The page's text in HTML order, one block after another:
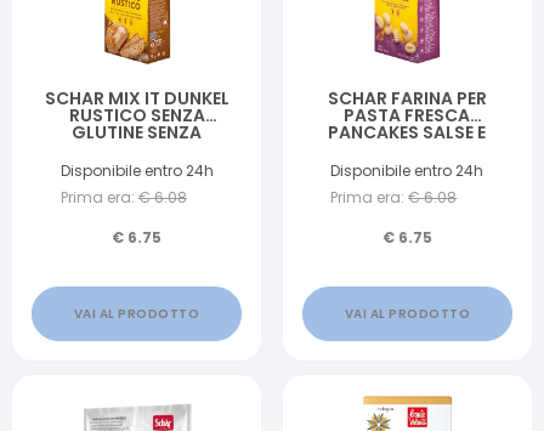
SCHAR MIX IT DUNKEL
RUSTICO SENZA
GLUTINE SENZA
Disponibile entro 24h
Prima era: €6.08
€ 6.75
VAI AL PRODOTTO
SCHAR FARINA PER
PASTA FRESCA
PANCAKES SALSE E
Disponibile entro 24h
Prima era: €6.08
€ 6.75
VAI AL PRODOTTO